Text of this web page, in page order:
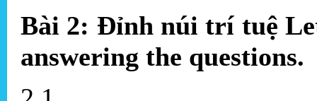
Bài 2: Đỉnh núi trí tuệ
answering the questions.